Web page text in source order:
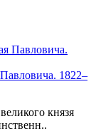
1822–
князя